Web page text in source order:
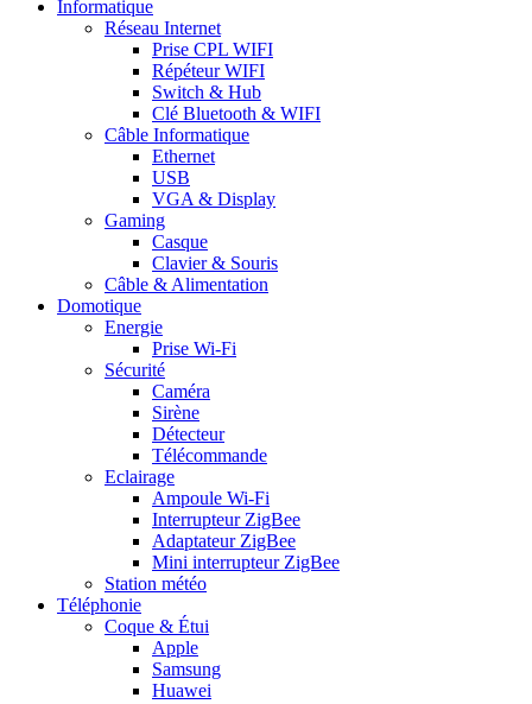
Informatique
Réseau Internet
Prise CPL WIFI
Répéteur WIFI
Switch & Hub
Clé Bluetooth & WIFI
Câble Informatique
Ethernet
USB
VGA & Display
Gaming
Casque
Clavier & Souris
Câble & Alimentation
Domotique
Energie
Prise Wi-Fi
Sécurité
Caméra
Sirène
Détecteur
Télécommande
Eclairage
Ampoule Wi-Fi
Interrupteur ZigBee
Adaptateur ZigBee
Mini interrupteur ZigBee
Station météo
Téléphonie
Coque & Étui
Apple
Samsung
Huawei